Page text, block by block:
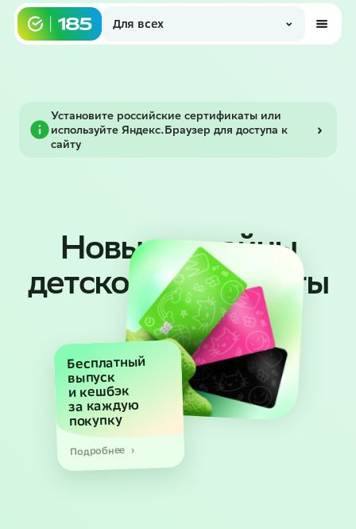
Для всех
Установите российские сертификаты или
используйте Яндекс.Браузер для доступа к
сайту
Новые дизайны
детской СберКарты
Бесплатный
выпуск
и кешбэк
за каждую
покупку
Подробнее